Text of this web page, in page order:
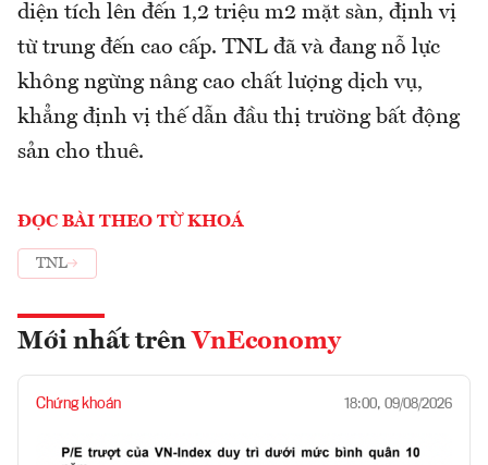
diện tích lên đến 1,2 triệu m2 mặt sàn, định vị
từ trung đến cao cấp. TNL đã và đang nỗ lực
không ngừng nâng cao chất lượng dịch vụ,
khẳng định vị thế dẫn đầu thị trường bất động
sản cho thuê.
ĐỌC BÀI THEO TỪ KHOÁ
TNL
Mới nhất trên VnEconomy
Chứng khoán 18:00, 09/08/2026